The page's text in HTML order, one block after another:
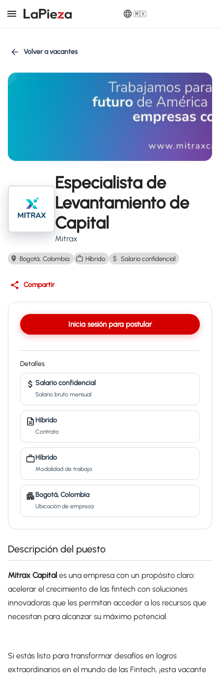
🇲🇽
Volver a vacantes
Especialista de
Levantamiento de
Capital
Mitrax
Bogotá, Colombia Híbrido Salario confidencial
Compartir
Inicia sesión para postular
Detalles
Salario confidencial
Salario bruto mensual
Híbrido
Contrato
Híbrido
Modalidad de trabajo
Bogotá, Colombia
Ubicación de empresa
Descripción del puesto
Mitrax Capital es una empresa con un propósito claro:
acelerar el crecimiento de las fintech con soluciones
innovadoras que les permitan acceder a los recursos que
necesitan para alcanzar su máximo potencial.
Si estás listo para transformar desafíos en logros
extraordinarios en el mundo de las Fintech, ¡esta vacante